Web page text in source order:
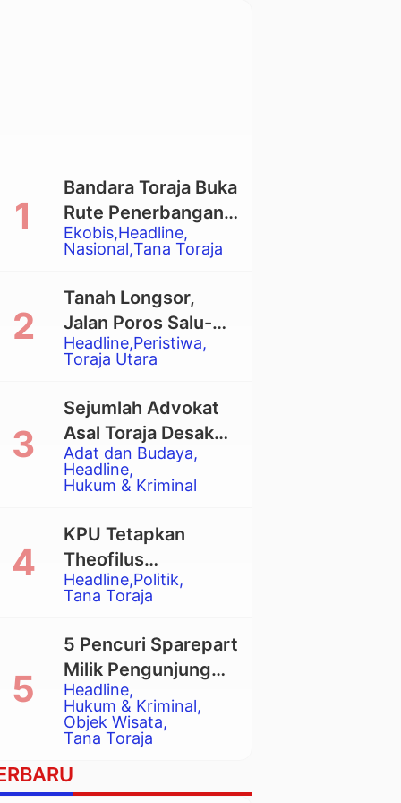
Ekobis Headline
Nasional Tana Toraja
Bandara Toraja Buka
Rute Penerbangan
Langsung Toraja-
Balikpapan
Headline Peristiwa
Toraja Utara
Tanah Longsor,
Jalan Poros Salu-
Dende’ Tertutup
Total
Adat dan Budaya
Headline
Hukum & Kriminal
Sejumlah Advokat
Asal Toraja Desak
Mahkamah Agung
Larang Penggunaan
Eksekusi Rumah
Adat Tongkonan
Headline Politik
Tana Toraja
KPU Tetapkan
Theofilus
Allorerung dan
Zadrak Tombe
sebagai Bupati dan
Wakil Bupati Tana
Toraja Terpilih
Headline
Hukum & Kriminal
Objek Wisata
Tana Toraja
5 Pencuri Sparepart
Milik Pengunjung
Objek Wisata
Pango-Pango
Ditangkap Polisi